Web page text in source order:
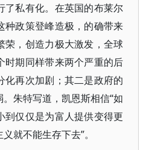
了私有化。在英国的布莱尔
种政策登峰造极，的确带来
荣，创造力极大激发，全球
时期同样带来两个严重的后
化再次加剧；其二是政府的
朱特写道，凯恩斯相信“如
到仅仅是为富人提供变得更
就不能生存下去”。